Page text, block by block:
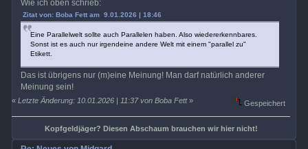
Wie ich oben schrieb:
Zitat von: Boba Fett am 9.01.2026 | 18:46
Eine Parallelwelt sollte auch Parallelen haben. Also wiedererkennbares.
Sonst ist es auch nur irgendeine andere Welt mit einem "parallel zu"
Etikett.
Das ist übrigens nur (m)eine Meinung! Man darf natürlich anderer
Meinung sein!
«Letzte Änderung: 10.01.2026 | 11:37 von Boba Fett» Gespeichert
Kopfgeldjäger? Diesen Abschaum brauchen wir hier nicht!